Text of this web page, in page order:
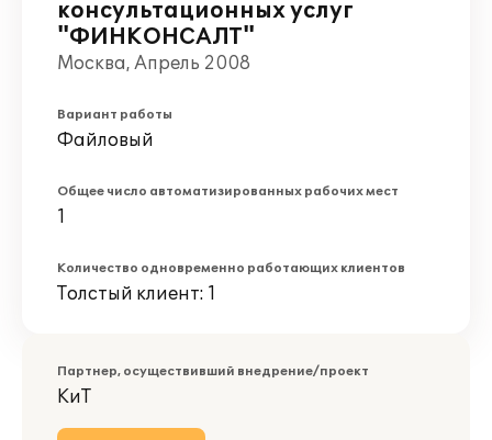
консультационных услуг
"ФИНКОНСАЛТ"
Москва, Апрель 2008
Вариант работы
Файловый
Общее число автоматизированных рабочих мест
1
Количество одновременно работающих клиентов
Толстый клиент: 1
Партнер, осуществивший внедрение/проект
КиТ